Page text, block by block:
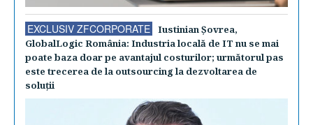
EXCLUSIV ZFCORPORATE
Iustinian Şovrea,
GlobalLogic România: Industria locală de IT nu se mai
poate baza doar pe avantajul costurilor; următorul pas
este trecerea de la outsourcing la dezvoltarea de
soluţii